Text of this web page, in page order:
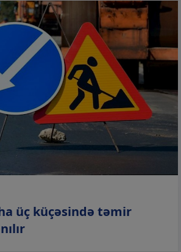
üç küçəsində təmir